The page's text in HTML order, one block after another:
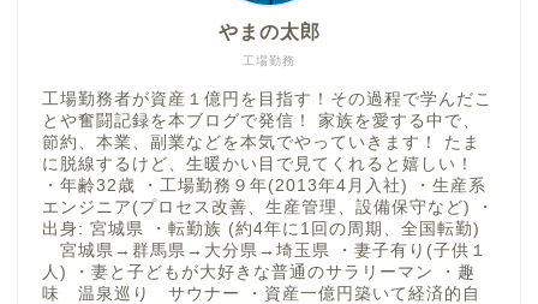
工場勤務
やまの太郎
工場勤務者が資産１億円を目指す！その過程で学んだこ
とや奮闘記録を本ブログで発信！ 家族を愛する中で、
節約、本業、副業などを本気でやっていきます！ たま
に脱線するけど、生暖かい目で見てくれると嬉しい！
・年齢32歳 ・工場勤務９年(2013年4月入社) ・生産系
エンジニア(プロセス改善、生産管理、設備保守など) ・
出身: 宮城県 ・転勤族 (約4年に1回の周期、全国転勤)
宮城県→群馬県→大分県→埼玉県 ・妻子有り(子供１
人) ・妻と子どもが大好きな普通のサラリーマン ・趣
味 温泉巡り サウナー ・資産一億円築いて経済的自